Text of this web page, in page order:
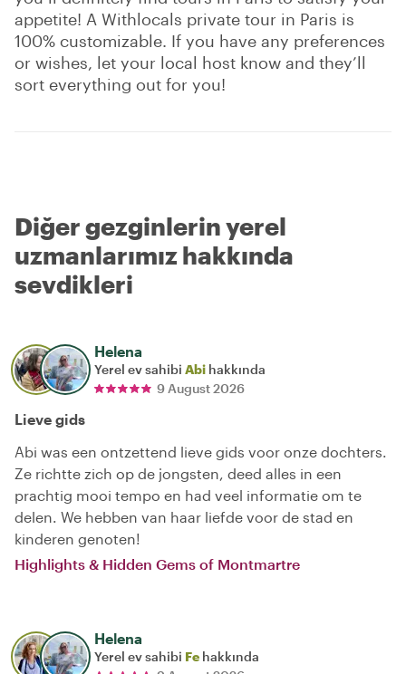
appetite! A Withlocals private tour in Paris is
100% customizable. If you have any preferences
or wishes, let your local host know and they’ll
sort everything out for you!
Diğer gezginlerin yerel
uzmanlarımız hakkında
sevdikleri
Helena
Yerel ev sahibi Abi hakkında
9 August 2026
Lieve gids
Abi was een ontzettend lieve gids voor onze dochters.
Ze richtte zich op de jongsten, deed alles in een
prachtig mooi tempo en had veel informatie om te
delen. We hebben van haar liefde voor de stad en
kinderen genoten!
Highlights & Hidden Gems of Montmartre
Helena
Yerel ev sahibi Fe hakkında